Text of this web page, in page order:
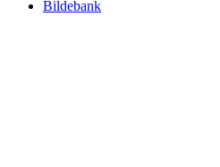
Bildebank